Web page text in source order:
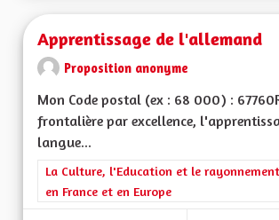
Apprentissage de l'allemand
Proposition anonyme
Mon Code postal (ex : 68 000) :
frontalière par excellence,
langue...
Filtrer les résultats de la catégorie : La
La Culture, l'Education et le
en France et en Europe